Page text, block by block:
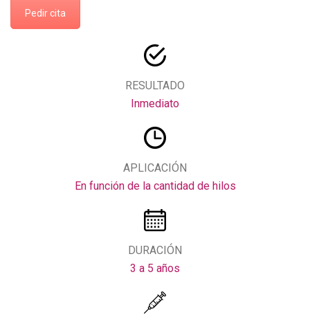
Pedir cita
RESULTADO
Inmediato
APLICACIÓN
En función de la cantidad de hilos
DURACIÓN
3 a 5 años